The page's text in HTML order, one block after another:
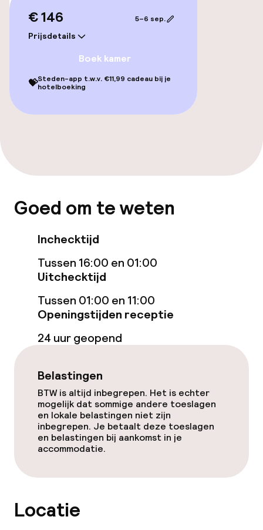
Kamers
Aansluitende kamers beschikbaar
geoptimaliseerde kamers beschikbaar
Gratis wifi
Schoonmaakvoorzieningen
Wasservice
Zakelijke faciliteiten
Conferentieruimte
Beleid
Overal rookvrij
€ 146
Prijsdetails
5–6 sep.
Boek kamer
💝Steden-app t.w.v. €11,99 cadeau bij je
hotelboeking
Goed om te weten
Inchecktijd
Tussen 16:00 en 01:00
Uitchecktijd
Tussen 01:00 en 11:00
Openingstijden receptie
24 uur geopend
Belastingen
BTW is altijd inbegrepen. Het is echter
mogelijk dat sommige andere toeslagen
en lokale belastingen niet zijn
inbegrepen. Je betaalt deze toeslagen
en belastingen bij aankomst in je
accommodatie.
Locatie